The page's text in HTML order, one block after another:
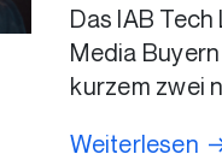
Das IAB
Media
kurzem zwei
Weiterlesen